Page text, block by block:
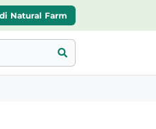
Natural Farm